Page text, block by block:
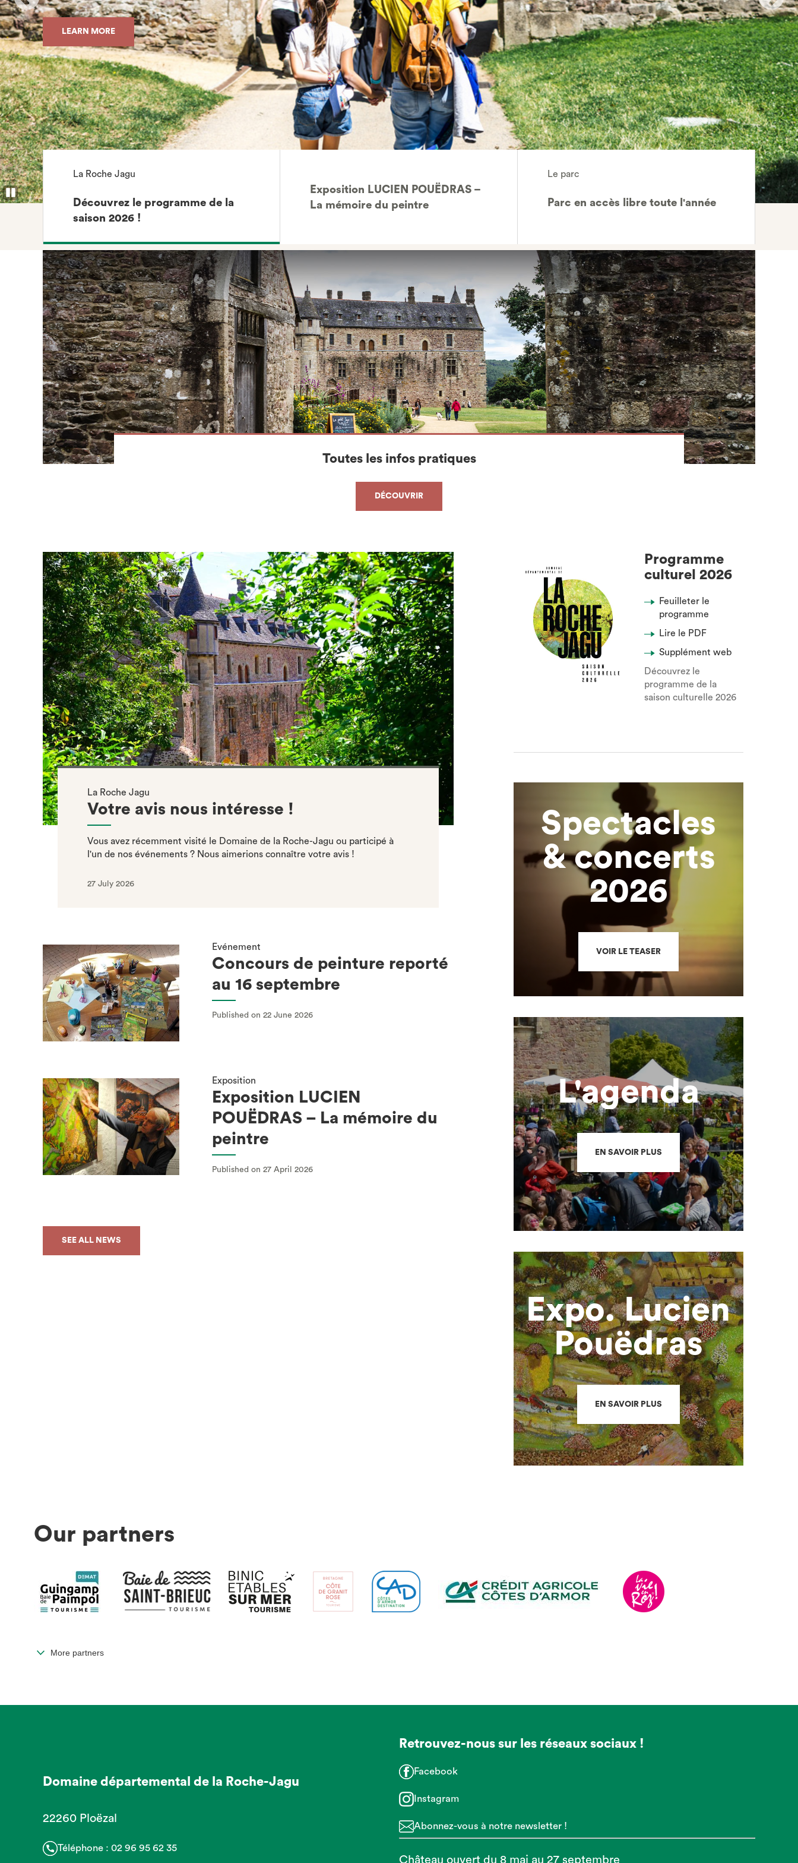
Mettre le defilement du carrousel en pause
LEARN MORE
LEARN MORE
LEARN MORE
La Roche Jagu
Découvrez le programme de la
saison 2026 !
Exposition LUCIEN POUËDRAS –
La mémoire du peintre
Le parc
Parc en accès libre toute l'année
Toutes les infos pratiques
DÉCOUVRIR
La Roche Jagu
Votre avis nous intéresse !
Vous avez récemment visité le Domaine de la Roche-Jagu ou participé à
l'un de nos événements ? Nous aimerions connaître votre avis !
27 July 2026
Evénement
Concours de peinture reporté
au 16 septembre
Published on 22 June 2026
Exposition
Exposition LUCIEN
POUËDRAS – La mémoire du
peintre
Published on 27 April 2026
SEE ALL NEWS
Programme
culturel 2026
Découvrez le
programme de la
saison culturelle 2026
Feuilleter le
programme
Lire le PDF
Supplément web
Spectacles
& concerts
2026
VOIR LE TEASER
L'agenda
EN SAVOIR PLUS
Expo. Lucien
Pouëdras
EN SAVOIR PLUS
Our partners
More partners
Domaine départemental de la Roche-Jagu
22260 Ploëzal
Téléphone : 02 96 95 62 35
Retrouvez-nous sur les réseaux sociaux !
Facebook
Instagram
Abonnez-vous à notre newsletter !
Château ouvert du 8 mai au 27 septembre